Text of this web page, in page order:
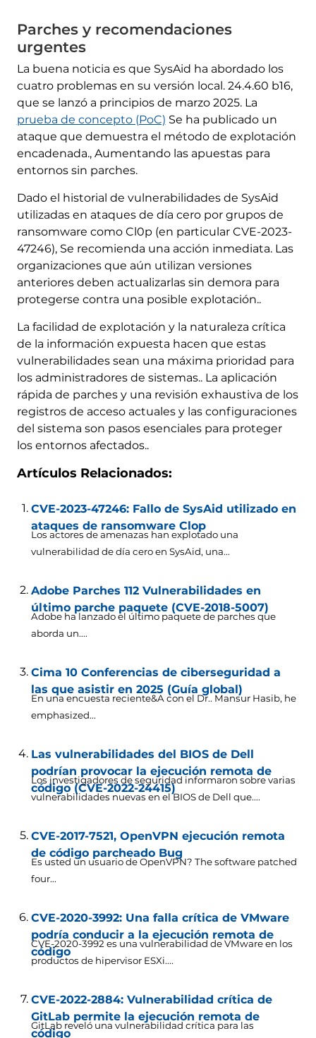
Parches y recomendaciones
urgentes
La buena noticia es que SysAid ha abordado los
cuatro problemas en su versión local. 24.4.60 b16,
que se lanzó a principios de marzo 2025. La
prueba de concepto (PoC) Se ha publicado un
ataque que demuestra el método de explotación
encadenada., Aumentando las apuestas para
entornos sin parches.
Dado el historial de vulnerabilidades de SysAid
utilizadas en ataques de día cero por grupos de
ransomware como Cl0p (en particular CVE-2023-
47246), Se recomienda una acción inmediata. Las
organizaciones que aún utilizan versiones
anteriores deben actualizarlas sin demora para
protegerse contra una posible explotación..
La facilidad de explotación y la naturaleza crítica
de la información expuesta hacen que estas
vulnerabilidades sean una máxima prioridad para
los administradores de sistemas.. La aplicación
rápida de parches y una revisión exhaustiva de los
registros de acceso actuales y las configuraciones
del sistema son pasos esenciales para proteger
los entornos afectados..
Artículos Relacionados:
CVE-2023-47246: Fallo de SysAid utilizado en
ataques de ransomware Clop
Los actores de amenazas han explotado una
vulnerabilidad de día cero en SysAid, una...
Adobe Parches 112 Vulnerabilidades en
último parche paquete (CVE-2018-5007)
Adobe ha lanzado el último paquete de parches que
aborda un....
Cima 10 Conferencias de ciberseguridad a
las que asistir en 2025 (Guía global)
En una encuesta reciente&A con el Dr.. Mansur Hasib, he
emphasized...
Las vulnerabilidades del BIOS de Dell
podrían provocar la ejecución remota de
código (CVE-2022-24415)
Los investigadores de seguridad informaron sobre varias
vulnerabilidades nuevas en el BIOS de Dell que....
CVE-2017-7521, OpenVPN ejecución remota
de código parcheado Bug
Es usted un usuario de OpenVPN? The software patched
four...
CVE-2020-3992: Una falla crítica de VMware
podría conducir a la ejecución remota de
código
CVE-2020-3992 es una vulnerabilidad de VMware en los
productos de hipervisor ESXi....
CVE-2022-2884: Vulnerabilidad crítica de
GitLab permite la ejecución remota de
código
GitLab reveló una vulnerabilidad crítica para las